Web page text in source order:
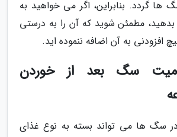
ها گردد. بنابراین، اگر می خواهید به
مطمئن شوید که آن را به درستی
افزودنی به آن اضافه ننموده اید.
سگ بعد از خوردن
سگ ها می تواند بسته به نوع غذای